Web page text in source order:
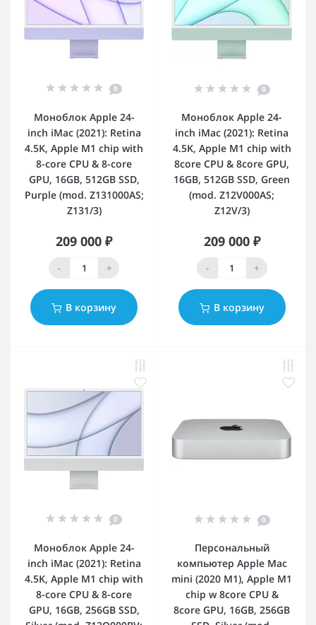
0
Моноблок Apple 24-
inch iMac (2021): Retina
4.5K, Apple M1 chip with
8-core CPU & 8-core
GPU, 16GB, 512GB SSD,
Purple (mod. Z131000AS;
Z131/3)
209 000 ₽
- +
В корзину
0
Моноблок Apple 24-
inch iMac (2021): Retina
4.5K, Apple M1 chip with
8core CPU & 8core GPU,
16GB, 512GB SSD, Green
(mod. Z12V000AS;
Z12V/3)
209 000 ₽
- +
В корзину
0
Моноблок Apple 24-
inch iMac (2021): Retina
4.5K, Apple M1 chip with
8-core CPU & 8-core
GPU, 16GB, 256GB SSD,
0
Персональный
компьютер Apple Mac
mini (2020 M1), Apple M1
chip w 8core CPU &
8core GPU, 16GB, 256GB